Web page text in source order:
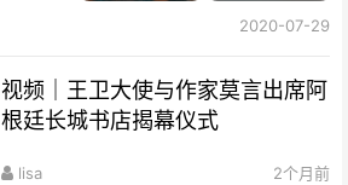
2020-07-29
视频｜王卫大使与作家莫言出席阿
根廷长城书店揭幕仪式
lisa 2个月前